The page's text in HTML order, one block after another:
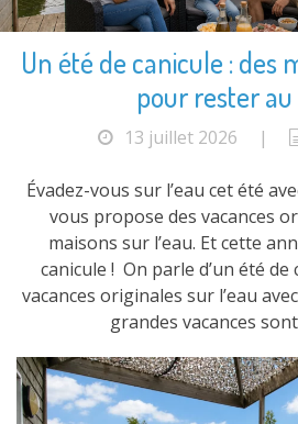
Un été de canicule : des
pour rester au
13 juillet 2026 |
Évadez-vous sur l’eau cet été
vous propose des vacances
maisons sur l’eau. Et cette
canicule ! On parle d’un été de
vacances originales sur l’eau
grandes vacances